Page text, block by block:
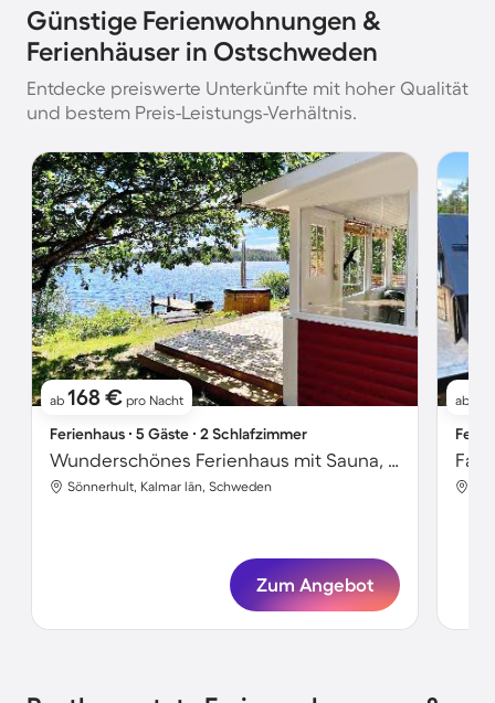
Günstige Ferienwohnungen &
Ferienhäuser in Ostschweden
Entdecke preiswerte Unterkünfte mit hoher Qualität
und bestem Preis-Leistungs-Verhältnis.
ab 168 € pro Nacht
Ferienhaus ∙ 5 Gäste ∙ 2 Schlafzimmer
Wunderschönes Ferienhaus mit Sauna, Garten und Grill | Hunde erlaubt
Sönnerhult, Kalmar län, Schweden
Zum Angebot
ab